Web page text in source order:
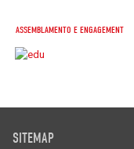
ASSEMBLAMENTO E ENGAGEMENT
SITEMAP